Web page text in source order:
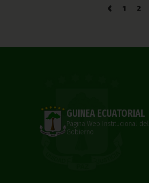
‹ 1 2
GUINEA ECUATORIAL
Página Web Institucional del
Gobierno